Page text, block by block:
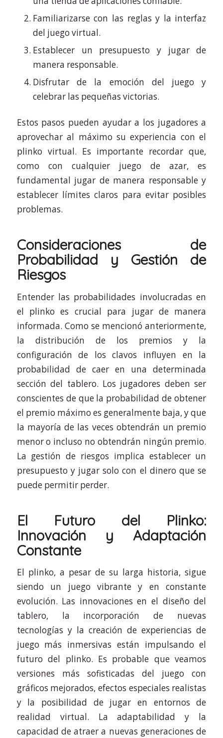
Familiarizarse con las reglas y la interfaz
del juego virtual.
Establecer un presupuesto y jugar de
manera responsable.
Disfrutar de la emoción del juego y
celebrar las pequeñas victorias.
Estos pasos pueden ayudar a los jugadores a
aprovechar al máximo su experiencia con el
plinko virtual. Es importante recordar que,
como con cualquier juego de azar, es
fundamental jugar de manera responsable y
establecer límites claros para evitar posibles
problemas.
Consideraciones de
Probabilidad y Gestión de
Riesgos
Entender las probabilidades involucradas en
el plinko es crucial para jugar de manera
informada. Como se mencionó anteriormente,
la distribución de los premios y la
configuración de los clavos influyen en la
probabilidad de caer en una determinada
sección del tablero. Los jugadores deben ser
conscientes de que la probabilidad de obtener
el premio máximo es generalmente baja, y que
la mayoría de las veces obtendrán un premio
menor o incluso no obtendrán ningún premio.
La gestión de riesgos implica establecer un
presupuesto y jugar solo con el dinero que se
puede permitir perder.
El Futuro del Plinko:
Innovación y Adaptación
Constante
El plinko, a pesar de su larga historia, sigue
siendo un juego vibrante y en constante
evolución. Las innovaciones en el diseño del
tablero, la incorporación de nuevas
tecnologías y la creación de experiencias de
juego más inmersivas están impulsando el
futuro del plinko. Es probable que veamos
versiones más sofisticadas del juego con
gráficos mejorados, efectos especiales realistas
y la posibilidad de jugar en entornos de
realidad virtual. La adaptabilidad y la
capacidad de atraer a nuevas generaciones de